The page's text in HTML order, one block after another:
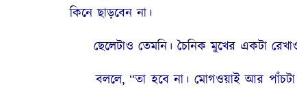
কিনে ছাড়বেন না।
ছেলেটাও তেমনি। চৈনিক মুখের একটা
বললে, “তা হবে না। মোগওয়াই আর পাঁচটা